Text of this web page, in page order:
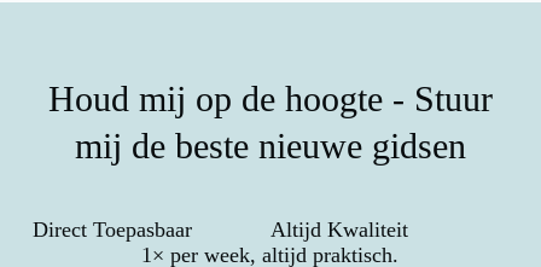
Houd mij op de hoogte - Stuur
mij de beste nieuwe gidsen
Direct Toepasbaar
Altijd Kwaliteit
1× per week, altijd praktisch.